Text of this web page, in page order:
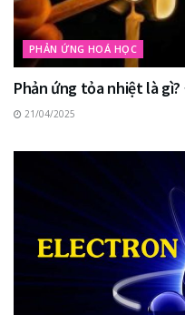
PHẢN ỨNG HOÁ HỌC
Phản ứng tỏa nhiệt là
21/04/2025